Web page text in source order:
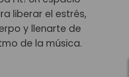
liberar el estrés,
y llenarte de
de la música.